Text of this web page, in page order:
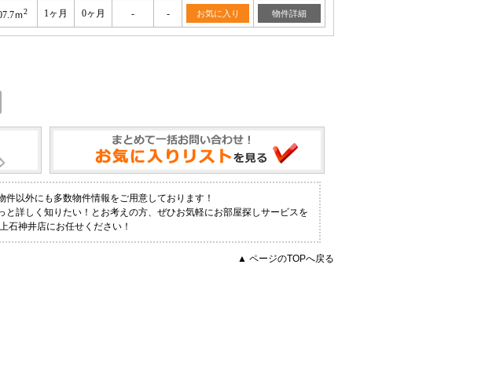
ｍ2 1ヶ月 0ヶ月 - - お気に入り 物件詳細
以外にも多数物件情報をご用意しております！
詳しく知りたい！とお考えの方、ぜひお気軽にお部屋探しサービスを
石神井店にお任せください！
▲ ページのTOPへ戻る